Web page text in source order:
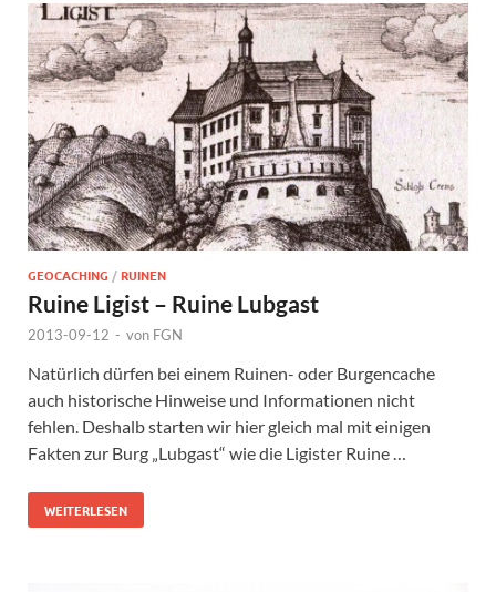
GEOCACHING /RUINEN
Ruine Ligist – Ruine Lubgast
2013-09-12 - von FGN
Natürlich dürfen bei einem Ruinen- oder Burgencache
auch historische Hinweise und Informationen nicht
fehlen. Deshalb starten wir hier gleich mal mit einigen
Fakten zur Burg „Lubgast“ wie die Ligister Ruine …
WEITERLESEN